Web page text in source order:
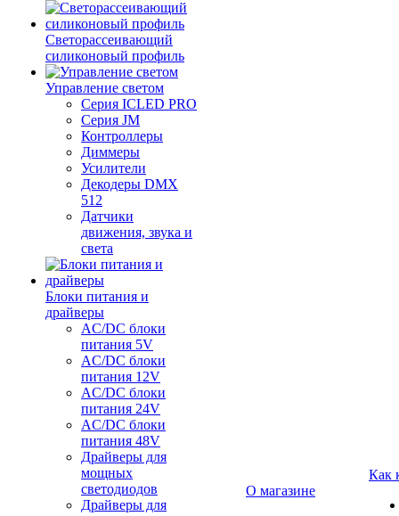
Светорассеивающий
силиконовый профиль
Управление светом
Серия ICLED PRO
Серия JM
Контроллеры
Диммеры
Усилители
Декодеры DMX
512
Датчики
движения, звука и
света
Блоки питания и
драйверы
AC/DC блоки
питания 5V
AC/DC блоки
питания 12V
AC/DC блоки
питания 24V
AC/DC блоки
питания 48V
Драйверы для
мощных
светодиодов
Драйверы для
О магазине
Как